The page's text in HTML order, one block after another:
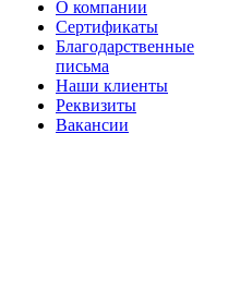
О компании
Сертификаты
Благодарственные
письма
Наши клиенты
Реквизиты
Вакансии